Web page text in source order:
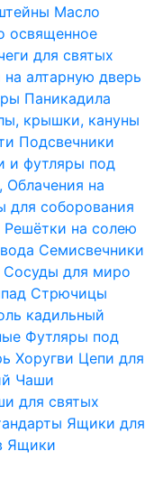
Масло
освященное
для святых
на алтарную дверь
Паникадила
крышки, кануны
Подсвечники
и футляры под
Облачения на
для соборования
Решётки на солею
Семисвечники
Сосуды для миро
Стрючицы
кадильный
Футляры под
Хоругви Цепи для
Чаши
для святых
Ящики для
Ящики